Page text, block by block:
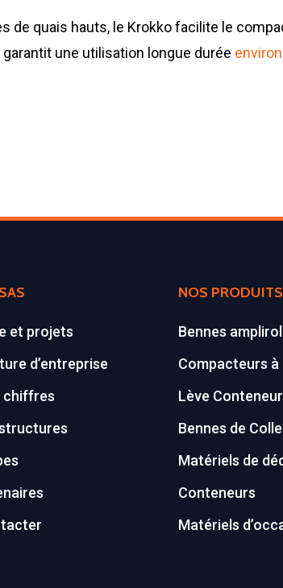
de quais hauts, le Krokko facilite le
une utilisation longue durée
et projets
d’entreprise
chiffres
NOS PRODUITS
Bennes
Compacteurs à
Lève
Bennes de
Matériels de
Conteneurs
Matériels